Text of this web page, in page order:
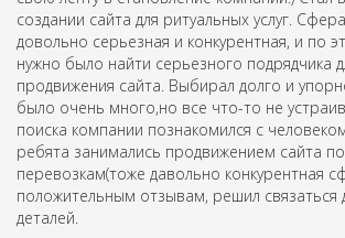
создании сайта для ритуальных услуг.
довольно серьезная и конкурентная, и по
нужно было найти серьезного подрядчика
продвижения сайта. Выбирал долго и
было очень много,но все что-то не
поиска компании познакомился с
ребята занимались продвижением сайта
перевозкам(тоже давольно конкурентная
положительным отзывам, решил связаться
деталей.